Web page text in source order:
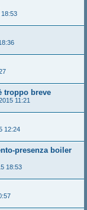
troppo breve
11:21
12:24
presenza boiler
18:53